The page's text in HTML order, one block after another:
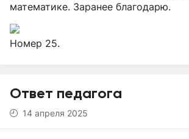
математике. Заранее благодарю.
Номер 25.
Ответ педагога
14 апреля 2025